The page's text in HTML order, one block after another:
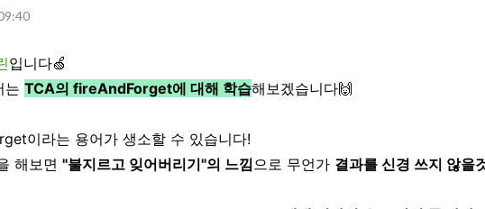
입니다🍏
는 TCA의 fireAndForget에 대해 학습해보겠습니다🙌
이라는 용어가 생소할 수 있습니다!
해보면 "불지르고 잊어버리기"의 느낌으로 무언가 결과를 신경 쓰지 않을